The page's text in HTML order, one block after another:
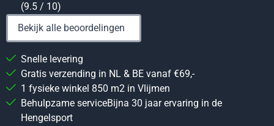
(9.5 / 10)
Bekijk alle beoordelingen
Snelle levering
Gratis verzending in NL & BE vanaf €69,-
1 fysieke winkel 850 m2 in Vlijmen
Behulpzame serviceBijna 30 jaar ervaring in de
Hengelsport